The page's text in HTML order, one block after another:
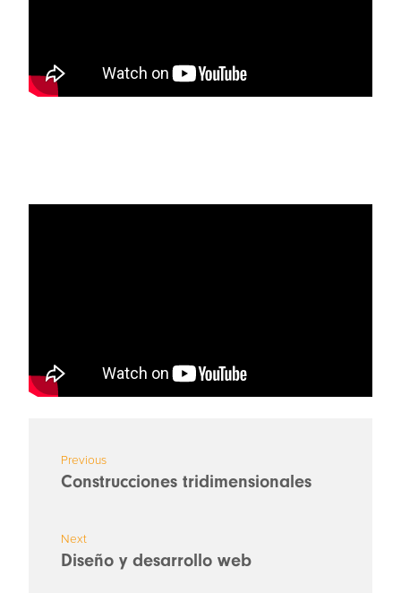
Previous
Construcciones tridimensionales
Next
Diseño y desarrollo web